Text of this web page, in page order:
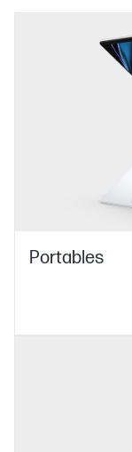
Portables